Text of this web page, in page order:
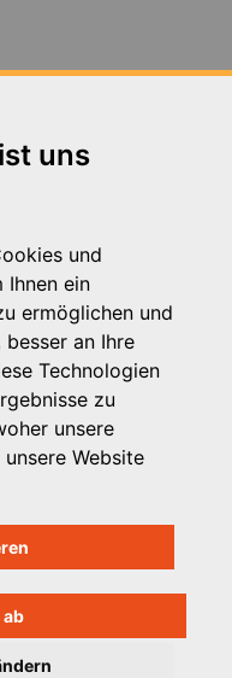
uns
und
Ihnen ein
ermöglichen und
besser an Ihre
Technologien
zu
unsere
Website
ab